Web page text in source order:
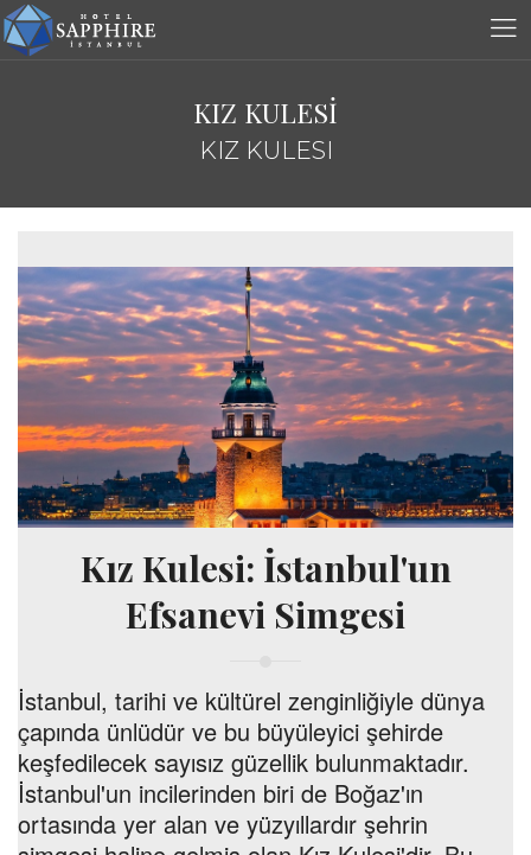
KIZ KULESİ
KIZ KULESI
Kız Kulesi: İstanbul'un
Efsanevi Simgesi
İstanbul, tarihi ve kültürel zenginliğiyle dünya
çapında ünlüdür ve bu büyüleyici şehirde
keşfedilecek sayısız güzellik bulunmaktadır.
İstanbul'un incilerinden biri de Boğaz'ın
ortasında yer alan ve yüzyıllardır şehrin